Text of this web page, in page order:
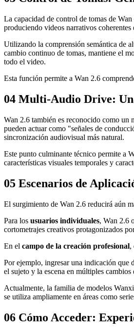
La capacidad de control de tomas de
produciendo videos narrativos
Utilizando la comprensión semántica de
cambio continuo de tomas, mantiene el
todo el video.
Esta función permite a Wan 2.6
04 Multi-Audio Drive:
Wan 2.6 también es reconocido como
pueden actuar como "señales de
sincronización audiovisual más natural.
Este punto culminante técnico permite a
características visuales temporales y
05 Escenarios de
El surgimiento de Wan 2.6 reducirá aún
Para los usuarios individuales, Wan 2.6
cortometrajes creativos protagonizados
En el campo de la creación profesional,
Por ejemplo, ingresar una indicación que
el sujeto y la escena en múltiples cambios
Actualmente, la familia de modelos
se utiliza ampliamente en áreas como
06 Cómo Acceder: